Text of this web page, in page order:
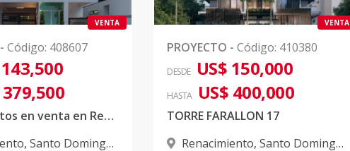
VENTA
- Código: 408607
379,500
Apartamentos en venta en Renacimiento
, Santo Domingo
VENTA
PROYECTO - Código: 410380
DESDE US$ 150,000
HASTA US$ 400,000
TORRE FARALLON 17
Renacimiento, Santo Domingo